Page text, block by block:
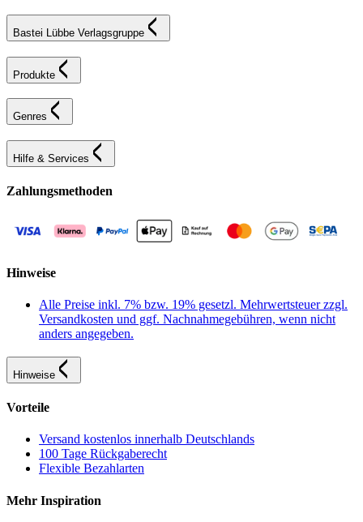
Bastei Lübbe Verlagsgruppe
Produkte
Genres
Hilfe & Services
Zahlungsmethoden
Hinweise
Alle Preise inkl. 7% bzw. 19% gesetzl. Mehrwertsteuer zzgl.
Versandkosten und ggf. Nachnahmegebühren, wenn nicht
anders angegeben.
Hinweise
Vorteile
Versand kostenlos innerhalb Deutschlands
100 Tage Rückgaberecht
Flexible Bezahlarten
Mehr Inspiration